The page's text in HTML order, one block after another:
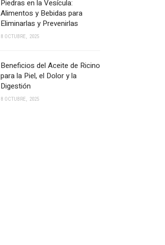
Piedras en la Vesícula:
Alimentos y Bebidas para
Eliminarlas y Prevenirlas
8 OCTUBRE, 2025
Beneficios del Aceite de Ricino
para la Piel, el Dolor y la
Digestión
8 OCTUBRE, 2025